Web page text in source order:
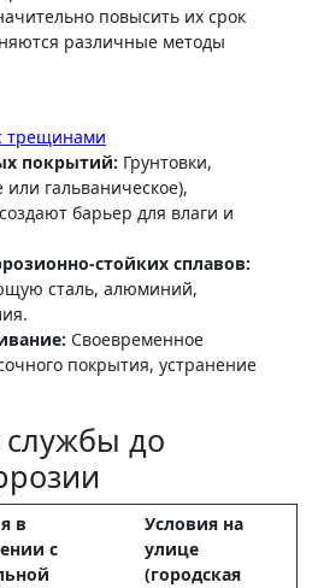
повысить их срок
различные методы
трещинами
покрытий: Грунтовки,
гальваническое),
барьер для влаги и
стойких сплавов:
сталь, алюминий,
Своевременное
покрытия, устранение
службы до
в
с
Условия на
улице
(городская